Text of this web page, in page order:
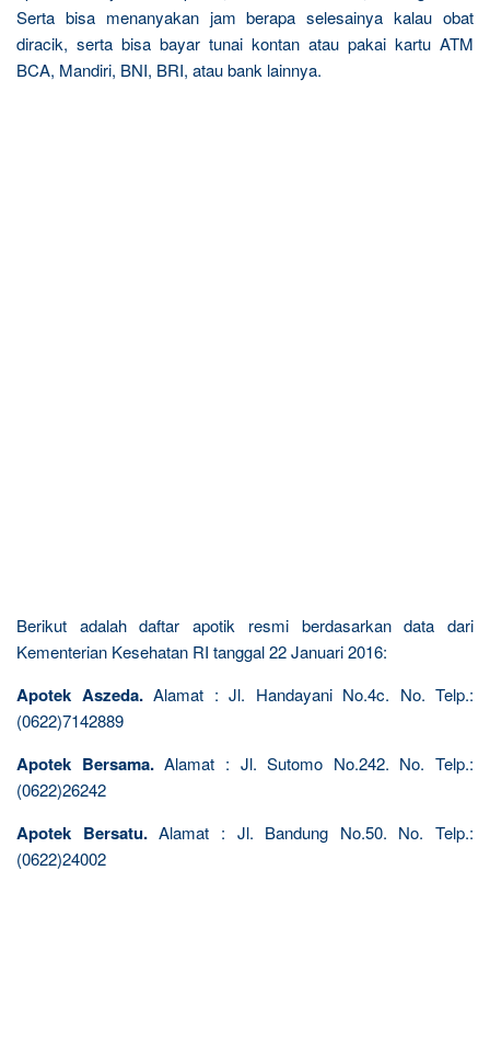
Serta bisa menanyakan jam berapa selesainya kalau obat
diracik, serta bisa bayar tunai kontan atau pakai kartu ATM
BCA, Mandiri, BNI, BRI, atau bank lainnya.
Berikut adalah daftar apotik resmi berdasarkan data dari
Kementerian Kesehatan RI tanggal 22 Januari 2016:
Apotek Aszeda.Alamat : Jl. Handayani No.4c. No. Telp.:
(0622)7142889
Apotek Bersama.Alamat : Jl. Sutomo No.242. No. Telp.:
(0622)26242
Apotek Bersatu.Alamat : Jl. Bandung No.50. No. Telp.:
(0622)24002